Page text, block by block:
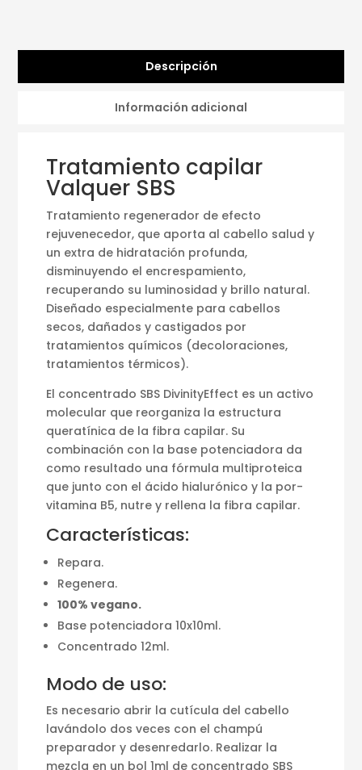
Descripción
Información adicional
Tratamiento capilar
Valquer SBS
Tratamiento regenerador de efecto
rejuvenecedor, que aporta al cabello salud y
un extra de hidratación profunda,
disminuyendo el encrespamiento,
recuperando su luminosidad y brillo natural.
Diseñado especialmente para cabellos
secos, dañados y castigados por
tratamientos químicos (decoloraciones,
tratamientos térmicos).
El concentrado SBS DivinityEffect es un activo
molecular que reorganiza la estructura
queratínica de la fibra capilar. Su
combinación con la base potenciadora da
como resultado una fórmula multiproteica
que junto con el ácido hialurónico y la por-
vitamina B5, nutre y rellena la fibra capilar.
Características:
Repara.
Regenera.
100% vegano.
Base potenciadora 10x10ml.
Concentrado 12ml.
Modo de uso:
Es necesario abrir la cutícula del cabello
lavándolo dos veces con el champú
preparador y desenredarlo. Realizar la
mezcla en un bol 1ml de concentrado SBS